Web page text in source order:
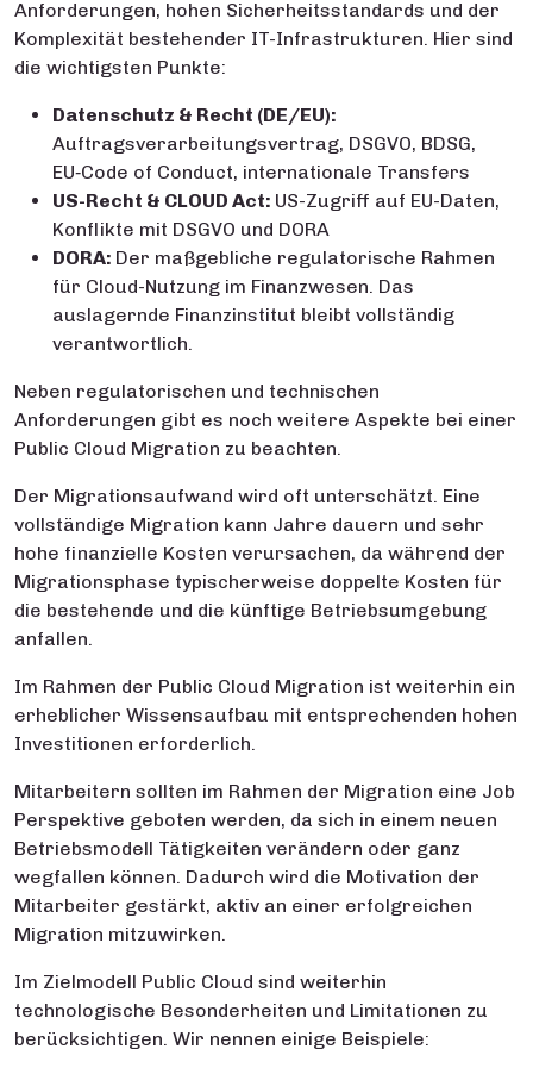
Anforderungen, hohen Sicherheitsstandards und der
Komplexität bestehender IT-Infrastrukturen. Hier sind
die wichtigsten Punkte:
Datenschutz & Recht (DE/EU):
Auftragsverarbeitungsvertrag, DSGVO, BDSG,
EU‑Code of Conduct, internationale Transfers
US-Recht & CLOUD Act: US-Zugriff auf EU-Daten,
Konflikte mit DSGVO und DORA
DORA: Der maßgebliche regulatorische Rahmen
für Cloud-Nutzung im Finanzwesen. Das
auslagernde Finanzinstitut bleibt vollständig
verantwortlich.
Neben regulatorischen und technischen
Anforderungen gibt es noch weitere Aspekte bei einer
Public Cloud Migration zu beachten.
Der Migrationsaufwand wird oft unterschätzt. Eine
vollständige Migration kann Jahre dauern und sehr
hohe finanzielle Kosten verursachen, da während der
Migrationsphase typischerweise doppelte Kosten für
die bestehende und die künftige Betriebsumgebung
anfallen.
Im Rahmen der Public Cloud Migration ist weiterhin ein
erheblicher Wissensaufbau mit entsprechenden hohen
Investitionen erforderlich.
Mitarbeitern sollten im Rahmen der Migration eine Job
Perspektive geboten werden, da sich in einem neuen
Betriebsmodell Tätigkeiten verändern oder ganz
wegfallen können. Dadurch wird die Motivation der
Mitarbeiter gestärkt, aktiv an einer erfolgreichen
Migration mitzuwirken.
Im Zielmodell Public Cloud sind weiterhin
technologische Besonderheiten und Limitationen zu
berücksichtigen. Wir nennen einige Beispiele: